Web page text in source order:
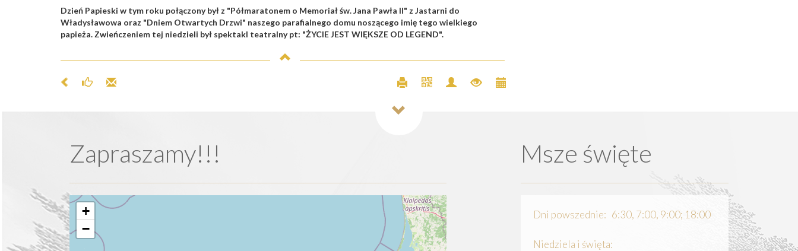
Dzień Papieski w tym roku połączony był z "Półmaratonem o Memoriał św. Jana Pawła II" z Jastarni do
Władysławowa oraz "Dniem Otwartych Drzwi" naszego parafialnego domu noszącego imię tego wielkiego
papieża. Zwieńczeniem tej niedzieli był spektakl teatralny pt: "ŻYCIE JEST WIĘKSZE OD LEGEND".
Zapraszamy!!!
+
−
Msze święte
Dni powszednie: 6:30, 7:00, 9:00; 18:00
Niedziela i święta: